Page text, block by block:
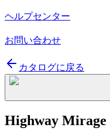
ヘルプセンター
お問い合わせ
カタログに戻る
Highway Mirage